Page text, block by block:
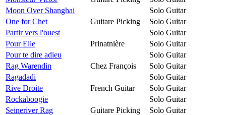
Moon Over Shanghai
Solo Guitar
One for Chet
Guitare Picking
Solo Guitar
Partir vers l'ouest
Solo Guitar
Pour Elle
Prinatnière
Solo Guitar
Pour te dire adieu
Solo Guitar
Rag Warendin
Chez François
Solo Guitar
Ragadadi
Solo Guitar
Rive Droite
French Guitar
Solo Guitar
Rockaboogie
Solo Guitar
Seineriver Rag
Guitare Picking
Solo Guitar